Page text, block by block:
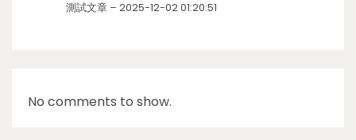
測試文章 – 2025-12-02 01:20:51
No comments to show.